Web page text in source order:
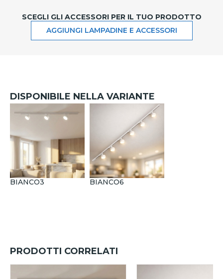
SCEGLI GLI ACCESSORI PER IL TUO PRODOTTO
AGGIUNGI LAMPADINE E ACCESSORI
DISPONIBILE NELLA VARIANTE
BIANCO3 BIANCO6
PRODOTTI CORRELATI